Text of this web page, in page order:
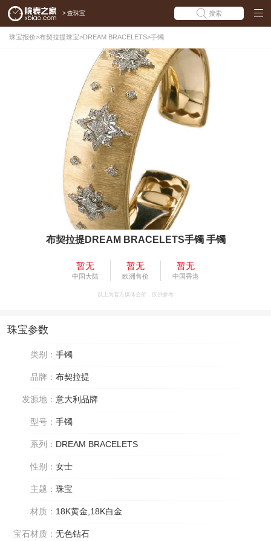
> 查珠宝 搜索
珠宝报价>布契拉提珠宝>DREAM BRACELETS>手镯
布契拉提DREAM BRACELETS手镯 手镯
暂无
中国大陆
暂无
欧洲售价
暂无
中国香港
以上为官方媒体公价，仅供参考
珠宝参数
类别： 手镯
品牌： 布契拉提
发源地： 意大利品牌
型号： 手镯
系列： DREAM BRACELETS
性别： 女士
主题： 珠宝
材质： 18K黄金,18K白金
宝石材质： 无色钻石